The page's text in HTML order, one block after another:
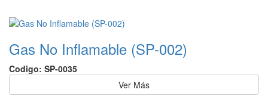
Gas No Inflamable (SP-002)
Codigo: SP-0035
Ver Más